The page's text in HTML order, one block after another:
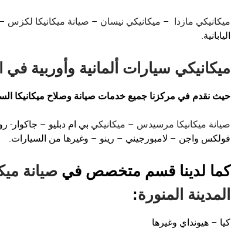
ميكانيكي مازدا – ميكانيكي نيسان – صيانة ميكانيكا لكزس
اليابانية.
ميكانيكي سيارات ألمانية وأوربية في
حيث نقدم في مركزنا جميع خدمات صيانة وصلاح ميكانيكا
صيانة ميكانيكا مرسيدس – ميكانيكي بي ام دبليو –
فولكس واجن – لامبورجيني – رينو – وغيرها من السيارات.
كما لدينا قسم متخصص في صيانة
المدينة المنورة:
كيا – هيونداي وغيرها